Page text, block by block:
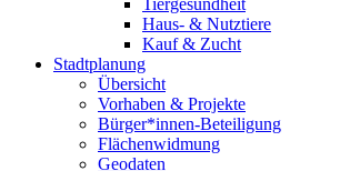
Haus- & Nutztiere
Kauf & Zucht
Stadtplanung
Übersicht
Vorhaben & Projekte
Bürger*innen-Beteiligung
Flächenwidmung
Geodaten